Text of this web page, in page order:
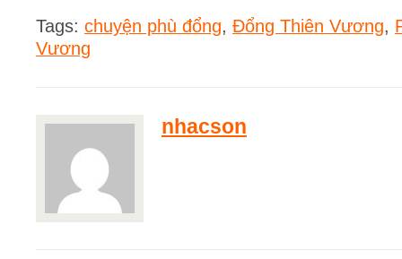
Tags: chuyện phù đổng, Đổng Thiên Vương,
Vương
nhacson